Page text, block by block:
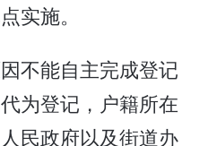
实施。
不能自主完成登记
为登记，户籍所在
民政府以及街道办